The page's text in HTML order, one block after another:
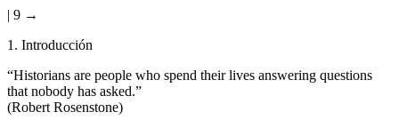
| 9 →
1. Introducción
“Historians are people who spend their lives answering questions
that nobody has asked.”
(Robert Rosenstone)